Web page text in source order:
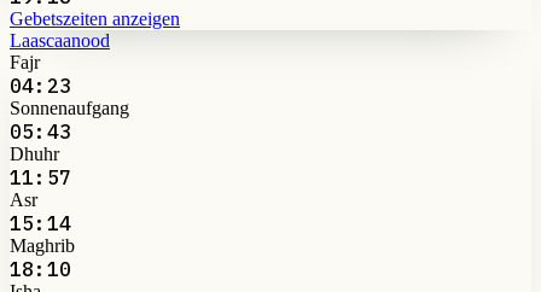
Gebetszeiten anzeigen
Laascaanood
Fajr
04:23
Sonnenaufgang
05:43
Dhuhr
11:57
Asr
15:14
Maghrib
18:10